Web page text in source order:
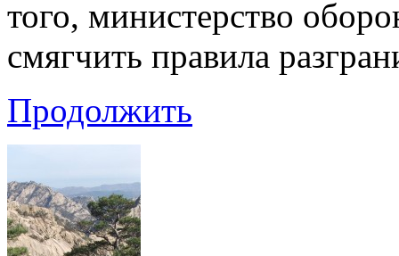
того, министерство
смягчить правила
Продолжить